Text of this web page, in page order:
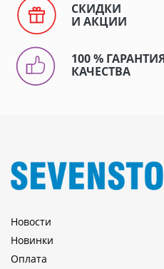
СКИДКИ
И АКЦИИ
100 %
КАЧЕСТВА
Новости
Новинки
Оплата